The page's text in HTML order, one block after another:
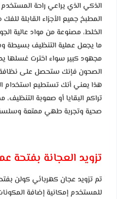
الذكي الذي يراعي راحة المستخدم
المطبخ جميع الأجزاء القابلة
الخلط، مصنوعة من مواد عالية
ما يجعل عملية التنظيف بسيطة
مجهود كبير سواء اخترت غسلها
الصحون فإنك ستحصل على
هذا يعني أنك تستطيع استخدام
تراكم البقايا أو صعوبة
صحية وتجربة طهي ممتعة
تزويد العجانة بفتحة
تم تزويد عجان كهربائي كولن
للمستخدم إمكانية إضافة